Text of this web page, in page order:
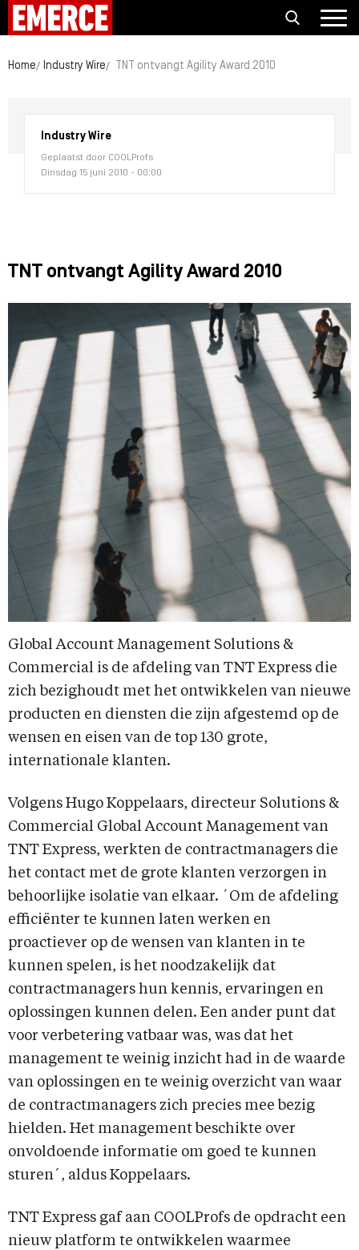
Home Industry Wire TNT ontvangt Agility Award 2010
Industry Wire
Geplaatst door COOLProfs
Dinsdag 15 juni 2010 - 00:00
TNT ontvangt Agility Award 2010
Global Account Management Solutions &
Commercial is de afdeling van TNT Express die
zich bezighoudt met het ontwikkelen van nieuwe
producten en diensten die zijn afgestemd op de
wensen en eisen van de top 130 grote,
internationale klanten.
Volgens Hugo Koppelaars, directeur Solutions &
Commercial Global Account Management van
TNT Express, werkten de contractmanagers die
het contact met de grote klanten verzorgen in
behoorlijke isolatie van elkaar. ´Om de afdeling
efficiënter te kunnen laten werken en
proactiever op de wensen van klanten in te
kunnen spelen, is het noodzakelijk dat
contractmanagers hun kennis, ervaringen en
oplossingen kunnen delen. Een ander punt dat
voor verbetering vatbaar was, was dat het
management te weinig inzicht had in de waarde
van oplossingen en te weinig overzicht van waar
de contractmanagers zich precies mee bezig
hielden. Het management beschikte over
onvoldoende informatie om goed te kunnen
sturen´, aldus Koppelaars.
TNT Express gaf aan COOLProfs de opdracht een
nieuw platform te ontwikkelen waarmee